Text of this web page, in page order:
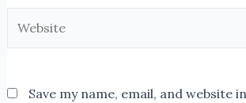
Save my name, email, and website